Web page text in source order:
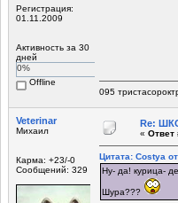
Регистрация:
01.11.2009
Активность за 30
дней
0%
Offline
095
Veterinar
Михаил
Карма: +23/-0
Сообщений: 329
Re:
« Ответ
Цитата: Costya
Ну- да! курица-
Шура???